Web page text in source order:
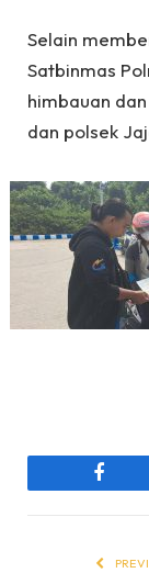
Selain
Satbinmas
himbauan
dan polsek